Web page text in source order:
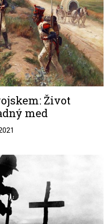
Život
med